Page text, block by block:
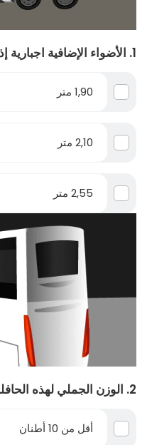
1. الأضواء الإضافية اجبارية إذا تتجاوز عرض العربة :
1,90 متر
2,10 متر
2,55 متر
2. الوزن الجملي لهذه الحافلة :
أقل من 10 أطنان